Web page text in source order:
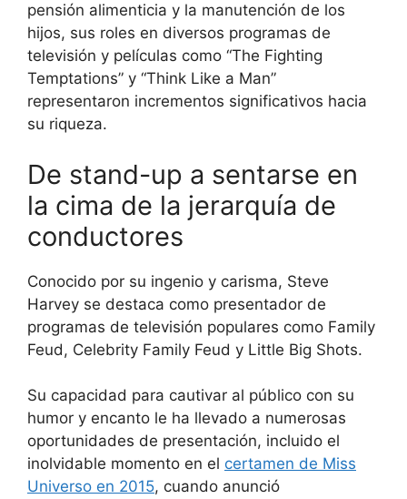
pensión alimenticia y la manutención de los
hijos, sus roles en diversos programas de
televisión y películas como “The Fighting
Temptations” y “Think Like a Man”
representaron incrementos significativos hacia
su riqueza.
De stand-up a sentarse en
la cima de la jerarquía de
conductores
Conocido por su ingenio y carisma, Steve
Harvey se destaca como presentador de
programas de televisión populares como Family
Feud, Celebrity Family Feud y Little Big Shots.
Su capacidad para cautivar al público con su
humor y encanto le ha llevado a numerosas
oportunidades de presentación, incluido el
inolvidable momento en el certamen de Miss
Universo en 2015, cuando anunció